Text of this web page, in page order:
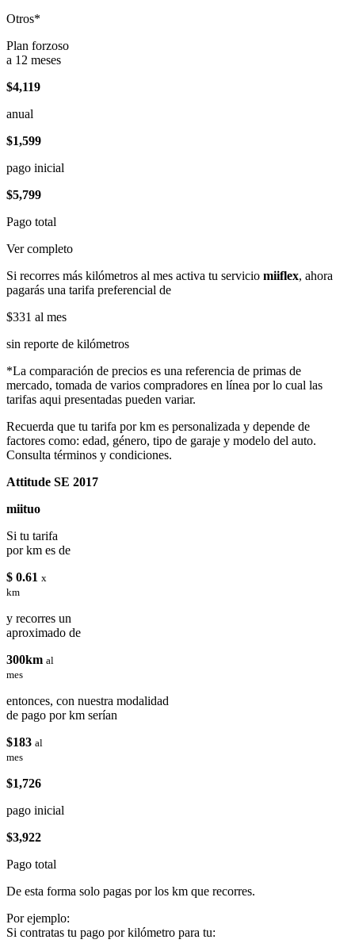
Otros*
Plan forzoso
a 12 meses
$4,119
anual
$1,599
pago inicial
$5,799
Pago total
Ver completo
Si recorres más kilómetros al mes activa tu servicio miiflex, ahora
pagarás una tarifa preferencial de
$331 al mes
sin reporte de kilómetros
*La comparación de precios es una referencia de primas de
mercado, tomada de varios compradores en línea por lo cual las
tarifas aqui presentadas pueden variar.
Recuerda que tu tarifa por km es personalizada y depende de
factores como: edad, género, tipo de garaje y modelo del auto.
Consulta términos y condiciones.
Attitude SE 2017
miituo
Si tu tarifa
por km es de
$ 0.61 x
km
y recorres un
aproximado de
300km al
mes
entonces, con nuestra modalidad
de pago por km serían
$183 al
mes
$1,726
pago inicial
$3,922
Pago total
De esta forma solo pagas por los km que recorres.
Por ejemplo:
Si contratas tu pago por kilómetro para tu: